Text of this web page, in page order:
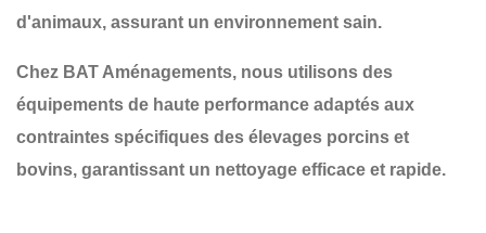
d'animaux, assurant un environnement sain.
Chez BAT Aménagements, nous utilisons des
équipements de haute performance adaptés aux
contraintes spécifiques des élevages porcins et
bovins, garantissant un nettoyage efficace et rapide.